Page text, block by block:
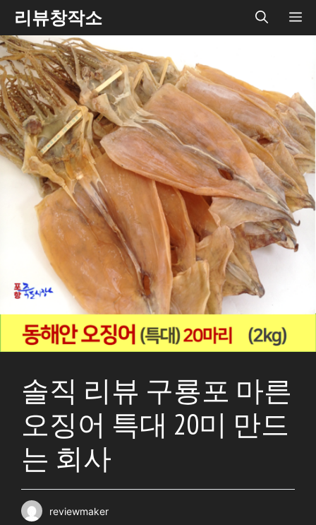
Skip
content
리뷰창작소
솔직 리뷰 구룡포 마른
오징어 특대 20미 만드
는 회사
reviewmaker